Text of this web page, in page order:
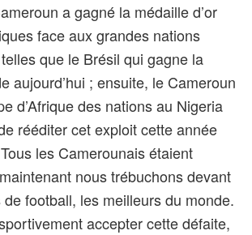
a gagné la médaille d’or
face aux grandes nations
que le Brésil qui gagne la
aujourd’hui ; ensuite, le Cameroun
d’Afrique des nations au Nigeria
rééditer cet exploit cette année
les Camerounais étaient
nous trébuchons devant
football, les meilleurs du monde.
accepter cette défaite,